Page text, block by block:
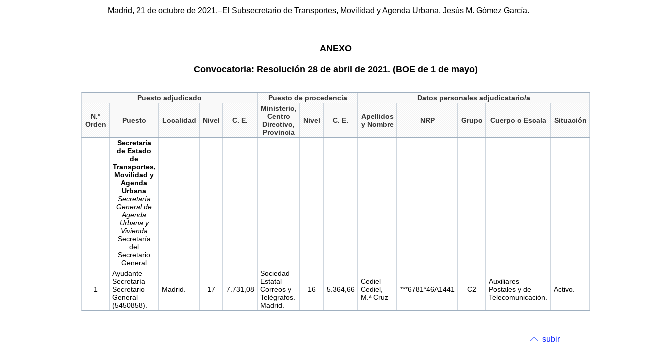
Madrid, 21 de octubre de 2021.–El Subsecretario de Transportes, Movilidad y Agenda Urbana, Jesús M. Gómez García.
ANEXO
Convocatoria: Resolución 28 de abril de 2021. (BOE de 1 de mayo)
Puesto adjudicado Puesto de procedencia Datos personales adjudicatario/a
N.º
Orden
Puesto Localidad Nivel C. E.
Ministerio,
Centro
Directivo,
Provincia
Nivel C. E.
Apellidos
y Nombre
NRP Grupo Cuerpo o Escala Situación
Secretaría
de Estado
de
Transportes,
Movilidad y
Agenda
Urbana
Secretaría
General de
Agenda
Urbana y
Vivienda
Secretaría
del
Secretario
General
1
Ayudante
Secretaría
Secretario
General
(5450858).
Madrid. 17 7.731,08
Sociedad
Estatal
Correos y
Telégrafos.
Madrid.
16 5.364,66
Cediel
Cediel,
M.ª Cruz
***6781*46A1441 C2
Auxiliares
Postales y de
Telecomunicación.
Activo.
subir